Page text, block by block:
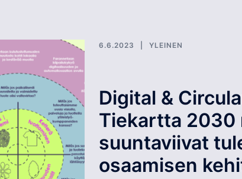
6.6.2023 YLEINEN
Digital &
Tiekartta 2030
suuntaviivat
osaamisen